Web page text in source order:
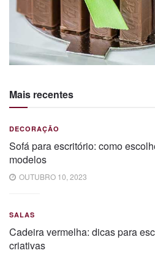
Mais recentes
DECORAÇÃO
Sofá para escritório: como
modelos
OUTUBRO 10, 2023
SALAS
Cadeira vermelha: dicas para
criativas